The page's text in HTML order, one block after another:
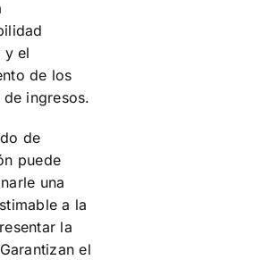
y el
de los
ingresos.
de
puede
una
a la
la
el